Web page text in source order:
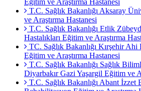
T.C. Sağlık Bakanlığı Aksaray
ve Araştırma Hastanesi
T.C. Sağlık Bakanlığı Etlik
Hastalıkları Eğitim ve Araştırma
TC. Sağlık Bakanlığı Kırşehir
Eğitim ve Araştırma Hastanesi
T.C. Sağlık Bakanlığı Sağlık
Diyarbakır Gazi Yaşargil Eğitim ve
T.C. Sağlık Bakanlığı Abant